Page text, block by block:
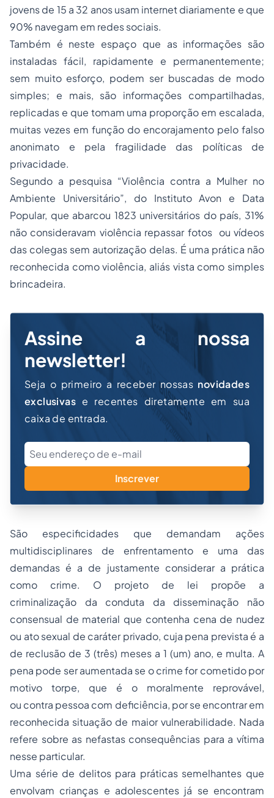
jovens de 15 a 32 anos usam internet diariamente e que
90% navegam em redes sociais.
Também é neste espaço que as informações são
instaladas fácil, rapidamente e permanentemente;
sem muito esforço, podem ser buscadas de modo
simples; e mais, são informações compartilhadas,
replicadas e que tomam uma proporção em escalada,
muitas vezes em função do encorajamento pelo falso
anonimato e pela fragilidade das políticas de
privacidade.
Segundo a pesquisa “Violência contra a Mulher no
Ambiente Universitário”, do Instituto Avon e Data
Popular, que abarcou 1823 universitários do país, 31%
não consideravam violência repassar fotos ou vídeos
das colegas sem autorização delas. É uma prática não
reconhecida como violência, aliás vista como simples
brincadeira.
Assine a nossa
newsletter!
Seja o primeiro a receber nossas novidades
exclusivas e recentes diretamente em sua
caixa de entrada.
Inscrever
São especificidades que demandam ações
multidisciplinares de enfrentamento e uma das
demandas é a de justamente considerar a prática
como crime. O projeto de lei propõe a
criminalização da conduta da disseminação não
consensual de material que contenha cena de nudez
ou ato sexual de caráter privado, cuja pena prevista é a
de reclusão de 3 (três) meses a 1 (um) ano, e multa. A
pena pode ser aumentada se o crime for cometido por
motivo torpe, que é o moralmente reprovável,
ou contra pessoa com deficiência, por se encontrar em
reconhecida situação de maior vulnerabilidade. Nada
refere sobre as nefastas consequências para a vítima
nesse particular.
Uma série de delitos para práticas semelhantes que
envolvam crianças e adolescentes já se encontram